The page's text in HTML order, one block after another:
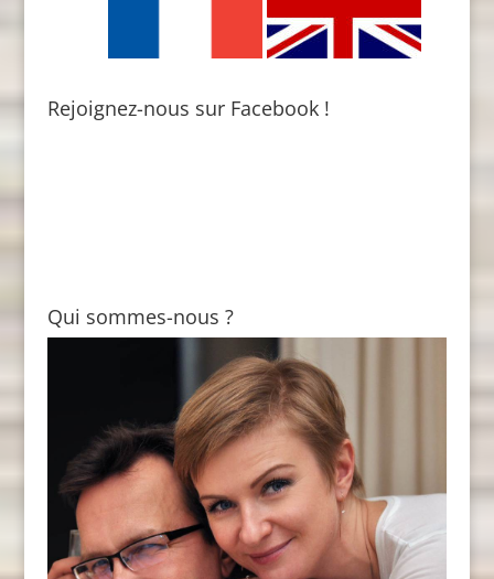
Rejoignez-nous sur Facebook !
Qui sommes-nous ?